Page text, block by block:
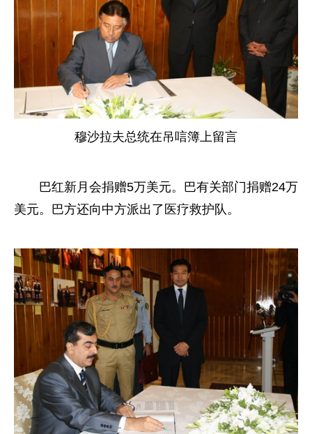
穆沙拉夫总统在吊唁簿上留言
巴红新月会捐赠5万美元。巴有关部门捐赠24万
美元。巴方还向中方派出了医疗救护队。